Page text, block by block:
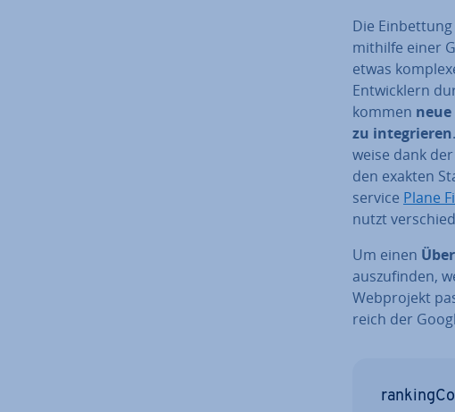
Die
mithilfe einer
etwas
Ent­wick­lern
kom­men
zu in­te­grie­ren
wei­se dank
den exakten
ser­vice Plane
nutzt
Um einen
aus­zu­fin­den,
Web­pro­jekt
reich der